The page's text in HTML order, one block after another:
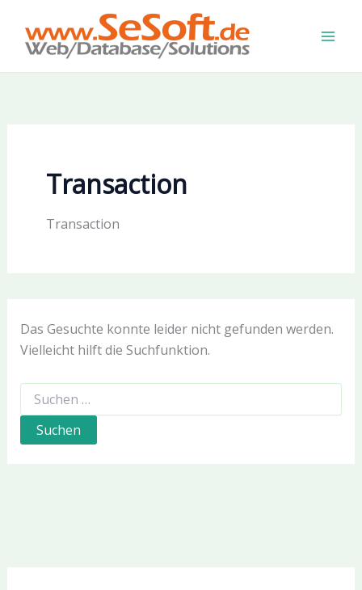
Inhalt
springen
Transaction
Transaction
Das Gesuchte konnte leider nicht gefunden werden.
Vielleicht hilft die Suchfunktion.
Suchen
nach: